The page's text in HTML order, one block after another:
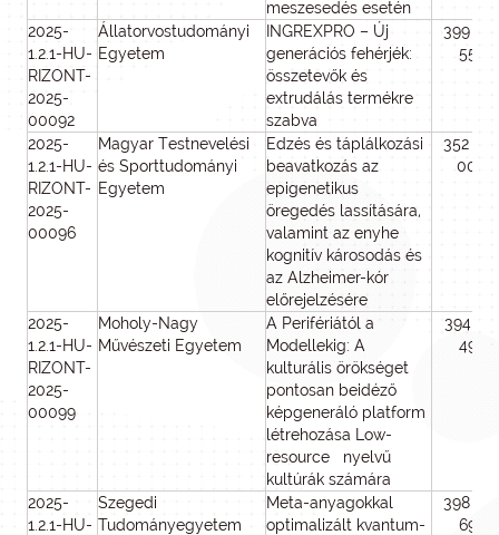
meszesedés esetén
2025-
1.2.1-HU-
RIZONT-
2025-
00092
Állatorvostudományi
Egyetem
INGREXPRO – Új
generációs fehérjék:
összetevők és
extrudálás termékre
szabva
399
558
2025-
1.2.1-HU-
RIZONT-
2025-
00096
Magyar Testnevelési
és Sporttudományi
Egyetem
Edzés és táplálkozási
beavatkozás az
epigenetikus
öregedés lassítására,
valamint az enyhe
kognitív károsodás és
az Alzheimer-kór
előrejelzésére
352 620
000
2025-
1.2.1-HU-
RIZONT-
2025-
00099
Moholy-Nagy
Művészeti Egyetem
A Perifériától a
Modellekig: A
kulturális örökséget
pontosan beidéző
képgeneráló platform
létrehozása Low-
resource nyelvű
kultúrák számára
394 178
495
2025-
1.2.1-HU-
Szegedi
Tudományegyetem
Meta-anyagokkal
optimalizált kvantum-
398
695